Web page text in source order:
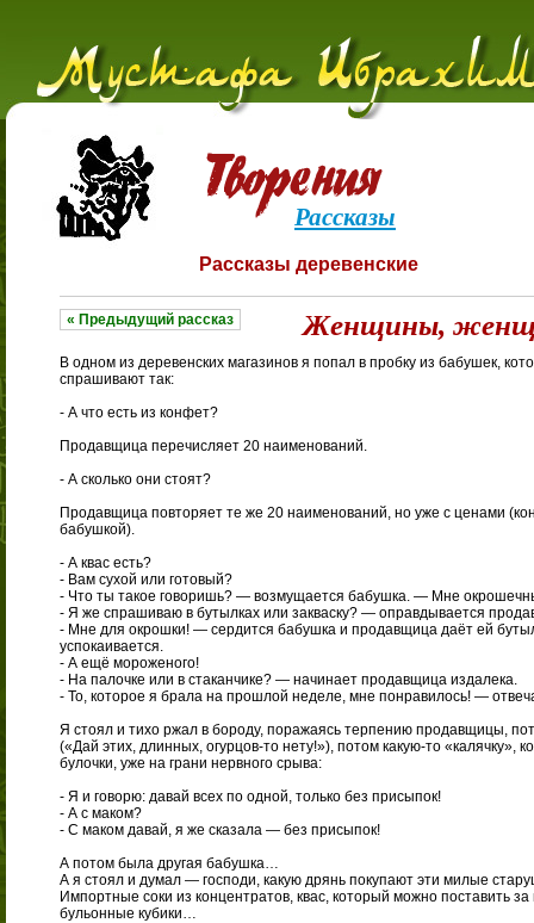
Рассказы
Рассказы деревенские
« Предыдущий рассказ Женщины,
В одном из деревенских магазинов я попал в пробку из бабушек,
спрашивают так:
- А что есть из конфет?
Продавщица перечисляет 20 наименований.
- А сколько они стоят?
Продавщица повторяет те же 20 наименований, но уже с ценами
бабушкой).
- А квас есть?
- Вам сухой или готовый?
- Что ты такое говоришь? — возмущается бабушка. — Мне
- Я же спрашиваю в бутылках или закваску? — оправдывается
- Мне для окрошки! — сердится бабушка и продавщица даёт ей
успокаивается.
- А ещё мороженого!
- На палочке или в стаканчике? — начинает продавщица издалека.
- То, которое я брала на прошлой неделе, мне понравилось! —
Я стоял и тихо ржал в бороду, поражаясь терпению продавщицы,
(«Дай этих, длинных, огурцов-то нету!»), потом какую-то «калячку»,
булочки, уже на грани нервного срыва:
- Я и говорю: давай всех по одной, только без присыпок!
- А с маком?
- С маком давай, я же сказала — без присыпок!
А потом была другая бабушка…
А я стоял и думал — господи, какую дрянь покупают эти милые
Импортные соки из концентратов, квас, который можно поставить
бульонные кубики…